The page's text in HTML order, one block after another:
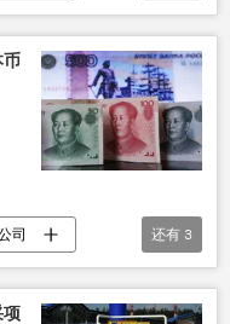
币
司
还有 3
项